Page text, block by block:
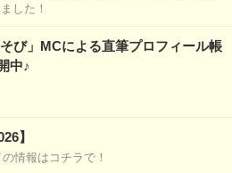
した！
そび」MCによる直筆プロフィール帳
中♪
】
情報はコチラで！